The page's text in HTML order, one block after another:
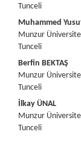
Tunceli
Muhammed
Munzur
Tunceli
Berfin BEKTAŞ
Munzur
Tunceli
İlkay ÜNAL
Munzur
Tunceli